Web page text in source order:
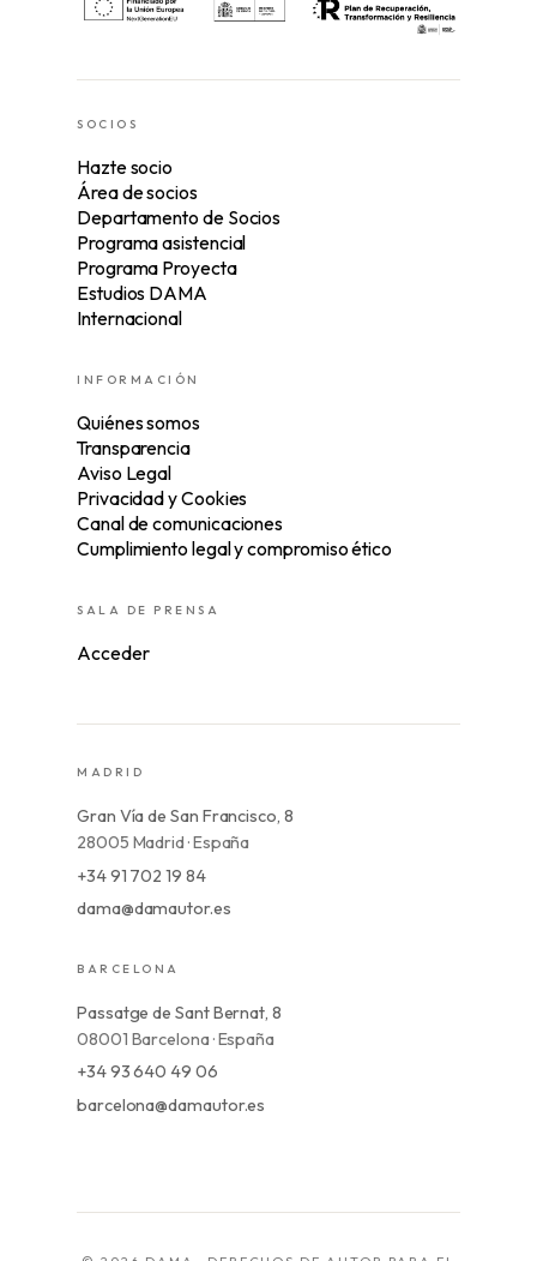
SOCIOS
Hazte socio
Área de socios
Departamento de Socios
Programa asistencial
Programa Proyecta
Estudios DAMA
Internacional
INFORMACIÓN
Quiénes somos
Transparencia
Aviso Legal
Privacidad y Cookies
Canal de comunicaciones
Cumplimiento legal y compromiso ético
SALA DE PRENSA
Acceder
MADRID
Gran Vía de San Francisco, 8
28005 Madrid · España
+34 91 702 19 84
dama@damautor.es
BARCELONA
Passatge de Sant Bernat, 8
08001 Barcelona · España
+34 93 640 49 06
barcelona@damautor.es